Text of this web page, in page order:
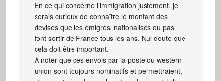
En ce qui concerne l’immigration justement, je
serais curieux de connaître le montant des
devises que les émigrés, nationalisés ou pas
font sortir de France tous les ans. Nul doute que
cela doit être important.
A noter que ces envois par la poste ou western
union sont toujours nominatifs et permettraient,